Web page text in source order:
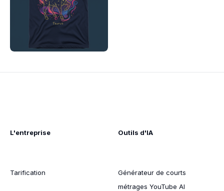
L'entreprise
Tarification
Outils d'IA
Générateur de courts
métrages YouTube AI